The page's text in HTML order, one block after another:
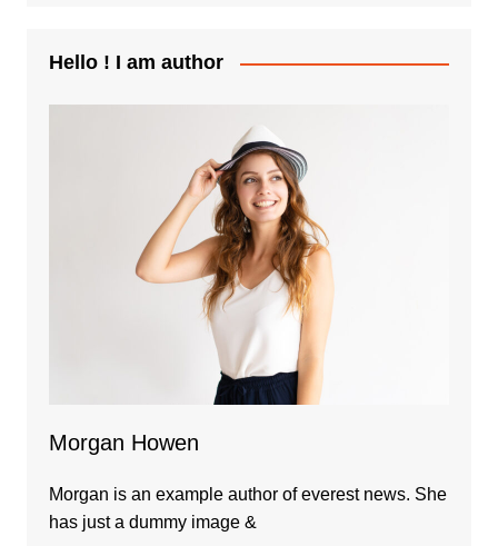
Hello ! I am author
Morgan Howen
Morgan is an example author of everest news. She
has just a dummy image &